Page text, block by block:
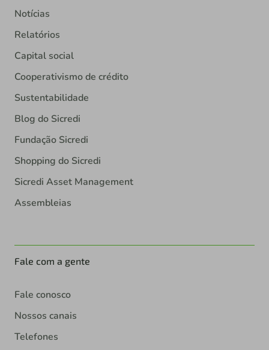
Notícias
Relatórios
Capital social
Cooperativismo de crédito
Sustentabilidade
Blog do Sicredi
Fundação Sicredi
Shopping do Sicredi
Sicredi Asset Management
Assembleias
Fale com a gente
Fale conosco
Nossos canais
Telefones